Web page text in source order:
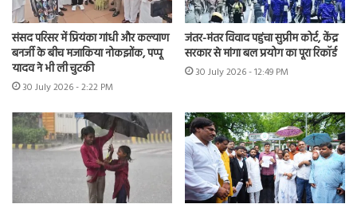
संसद परिसर में प्रियंका गांधी और कल्याण
बनर्जी के बीच मजाकिया नोकझोंक, पप्पू
यादव ने भी ली चुटकी
30 July 2026 - 2:22 PM
जंतर-मंतर विवाद पहुंचा सुप्रीम कोर्ट, केंद्र
सरकार से मांगा बल प्रयोग का पूरा रिकॉर्ड
30 July 2026 - 12:49 PM